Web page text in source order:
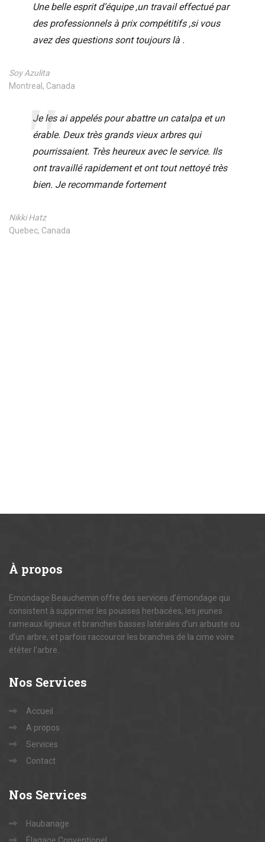
Une belle esprit d’équipe ,un travail effectué par
des professionnels à prix compétitifs ,si vous
avez des questions sont toujours là .
Soy Azulita
Montreal, Canada
Je les ai appelés pour abattre un catalpa et un
érable. Deux très grands vieux arbres qui
pourrissaient. Très heureux avec le service. Ils
ont travaillé rapidement et ont tout nettoyé très
bien. Je recommande fortement
Nikki Hatz
Quebec, Canada
À propos
Emondage Beauchemin offre des services d’émondage qui
consistent à supprimer les pousses herbacées, les jeunes
rameaux ligneux et branches basses latérales d’un arbuste ou
d’un arbre, et parfois raccourcir les branches de la cime voire
étêter l’arbre.
Nos Services
Accueil
A propos
Services
Contact
Nos Services
Haubanage